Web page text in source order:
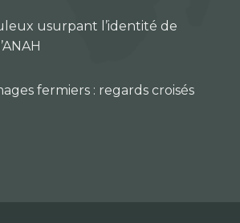
usurpant l’identité de
fermiers : regards croisés